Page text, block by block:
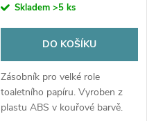
Skladem >5 ks
DO KOŠÍKU
Zásobník pro velké role
toaletního papíru. Vyroben z
plastu ABS v kouřové barvě.